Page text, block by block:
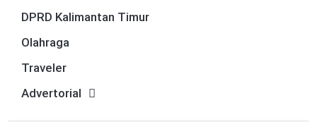
DPRD Kalimantan Timur
Olahraga
Traveler
Advertorial